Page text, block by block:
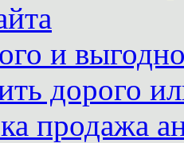
и
дорого
продажа